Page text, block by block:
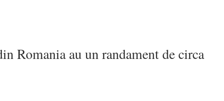
Romania au un randament de circa